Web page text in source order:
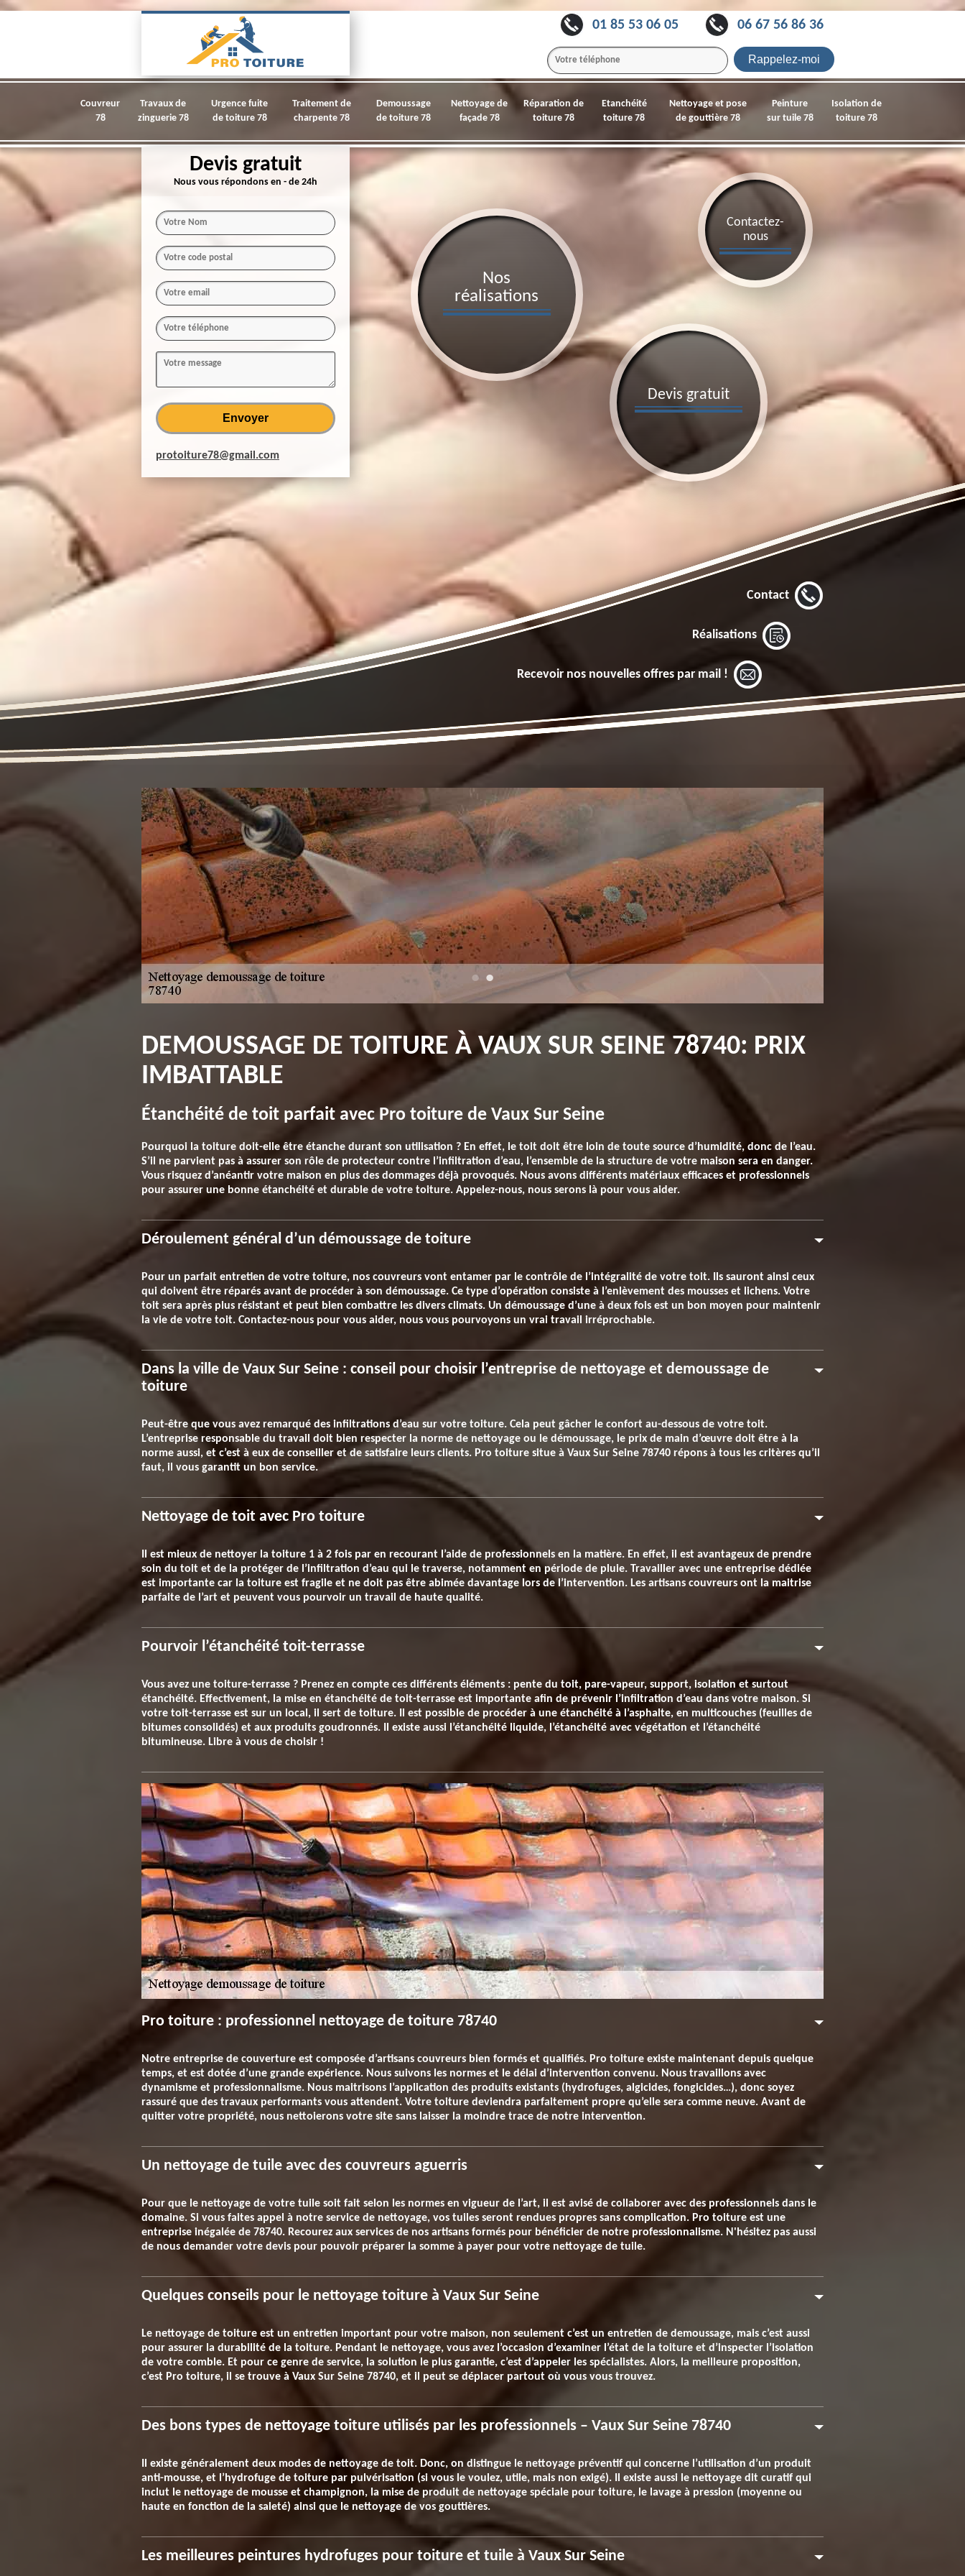
01 85 53 06 05 06 67 56 86 36
Couvreur
78
Travaux de
zinguerie 78
Urgence fuite
de toiture 78
Traitement de
charpente 78
Demoussage
de toiture 78
Nettoyage de
façade 78
Réparation de
toiture 78
Etanchéité
toiture 78
Nettoyage et pose
de gouttière 78
Peinture
sur tuile 78
Isolation de
toiture 78
Devis gratuit
Nous vous répondons en - de 24h
protoiture78@gmail.com
Devis gratuit
Contactez-
nous
Nos
réalisations
Contact
Réalisations
Recevoir nos nouvelles offres par mail !
DEMOUSSAGE DE TOITURE À VAUX SUR SEINE 78740: PRIX
IMBATTABLE
Étanchéité de toit parfait avec Pro toiture de Vaux Sur Seine
Pourquoi la toiture doit-elle être étanche durant son utilisation ? En effet, le toit doit être loin de toute source d’humidité, donc de l’eau.
S’il ne parvient pas à assurer son rôle de protecteur contre l’infiltration d’eau, l’ensemble de la structure de votre maison sera en danger.
Vous risquez d’anéantir votre maison en plus des dommages déjà provoqués. Nous avons différents matériaux efficaces et professionnels
pour assurer une bonne étanchéité et durable de votre toiture. Appelez-nous, nous serons là pour vous aider.
Déroulement général d’un démoussage de toiture
Pour un parfait entretien de votre toiture, nos couvreurs vont entamer par le contrôle de l’intégralité de votre toit. Ils sauront ainsi ceux
qui doivent être réparés avant de procéder à son démoussage. Ce type d’opération consiste à l’enlèvement des mousses et lichens. Votre
toit sera après plus résistant et peut bien combattre les divers climats. Un démoussage d’une à deux fois est un bon moyen pour maintenir
la vie de votre toit. Contactez-nous pour vous aider, nous vous pourvoyons un vrai travail irréprochable.
Dans la ville de Vaux Sur Seine : conseil pour choisir l’entreprise de nettoyage et demoussage de
toiture
Peut-être que vous avez remarqué des infiltrations d’eau sur votre toiture. Cela peut gâcher le confort au-dessous de votre toit.
L’entreprise responsable du travail doit bien respecter la norme de nettoyage ou le démoussage, le prix de main d’œuvre doit être à la
norme aussi, et c’est à eux de conseiller et de satisfaire leurs clients. Pro toiture situe à Vaux Sur Seine 78740 répons à tous les critères qu’il
faut, il vous garantit un bon service.
Nettoyage de toit avec Pro toiture
Il est mieux de nettoyer la toiture 1 à 2 fois par en recourant l’aide de professionnels en la matière. En effet, il est avantageux de prendre
soin du toit et de la protéger de l’infiltration d’eau qui le traverse, notamment en période de pluie. Travailler avec une entreprise dédiée
est importante car la toiture est fragile et ne doit pas être abimée davantage lors de l’intervention. Les artisans couvreurs ont la maitrise
parfaite de l’art et peuvent vous pourvoir un travail de haute qualité.
Pourvoir l’étanchéité toit-terrasse
Vous avez une toiture-terrasse ? Prenez en compte ces différents éléments : pente du toit, pare-vapeur, support, isolation et surtout
étanchéité. Effectivement, la mise en étanchéité de toit-terrasse est importante afin de prévenir l’infiltration d’eau dans votre maison. Si
votre toit-terrasse est sur un local, il sert de toiture. Il est possible de procéder à une étanchéité à l’asphalte, en multicouches (feuilles de
bitumes consolidés) et aux produits goudronnés. Il existe aussi l’étanchéité liquide, l’étanchéité avec végétation et l’étanchéité
bitumineuse. Libre à vous de choisir !
Pro toiture : professionnel nettoyage de toiture 78740
Notre entreprise de couverture est composée d’artisans couvreurs bien formés et qualifiés. Pro toiture existe maintenant depuis quelque
temps, et est dotée d’une grande expérience. Nous suivons les normes et le délai d’intervention convenu. Nous travaillons avec
dynamisme et professionnalisme. Nous maitrisons l’application des produits existants (hydrofuges, algicides, fongicides…), donc soyez
rassuré que des travaux performants vous attendent. Votre toiture deviendra parfaitement propre qu’elle sera comme neuve. Avant de
quitter votre propriété, nous nettoierons votre site sans laisser la moindre trace de notre intervention.
Un nettoyage de tuile avec des couvreurs aguerris
Pour que le nettoyage de votre tuile soit fait selon les normes en vigueur de l’art, il est avisé de collaborer avec des professionnels dans le
domaine. Si vous faites appel à notre service de nettoyage, vos tuiles seront rendues propres sans complication. Pro toiture est une
entreprise inégalée de 78740. Recourez aux services de nos artisans formés pour bénéficier de notre professionnalisme. N'hésitez pas aussi
de nous demander votre devis pour pouvoir préparer la somme à payer pour votre nettoyage de tuile.
Quelques conseils pour le nettoyage toiture à Vaux Sur Seine
Le nettoyage de toiture est un entretien important pour votre maison, non seulement c’est un entretien de demoussage, mais c’est aussi
pour assurer la durabilité de la toiture. Pendant le nettoyage, vous avez l’occasion d’examiner l’état de la toiture et d’inspecter l’isolation
de votre comble. Et pour ce genre de service, la solution le plus garantie, c’est d’appeler les spécialistes. Alors, la meilleure proposition,
c’est Pro toiture, il se trouve à Vaux Sur Seine 78740, et il peut se déplacer partout où vous vous trouvez.
Des bons types de nettoyage toiture utilisés par les professionnels – Vaux Sur Seine 78740
Il existe généralement deux modes de nettoyage de toit. Donc, on distingue le nettoyage préventif qui concerne l’utilisation d’un produit
anti-mousse, et l’hydrofuge de toiture par pulvérisation (si vous le voulez, utile, mais non exigé). Il existe aussi le nettoyage dit curatif qui
inclut le nettoyage de mousse et champignon, la mise de produit de nettoyage spéciale pour toiture, le lavage à pression (moyenne ou
haute en fonction de la saleté) ainsi que le nettoyage de vos gouttières.
Les meilleures peintures hydrofuges pour toiture et tuile à Vaux Sur Seine